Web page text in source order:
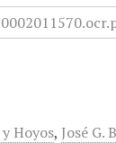
Hoyos, José G.